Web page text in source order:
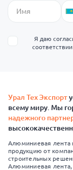
Я даю
соответствии
Урал Тех Экспорт
всему миру. Мы
надежного
Алюминиевая лента
продукцию от
строительных
Алюминиевая